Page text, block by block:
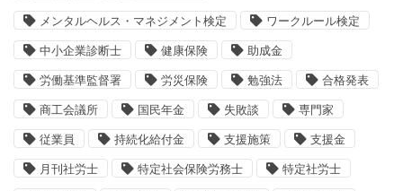
メンタルヘルス・マネジメント検定 ワークルール検定
中小企業診断士 健康保険 助成金
労働基準監督署 労災保険 勉強法 合格発表
商工会議所 国民年金 失敗談 専門家
従業員 持続化給付金 支援施策 支援金
月刊社労士 特定社会保険労務士 特定社労士